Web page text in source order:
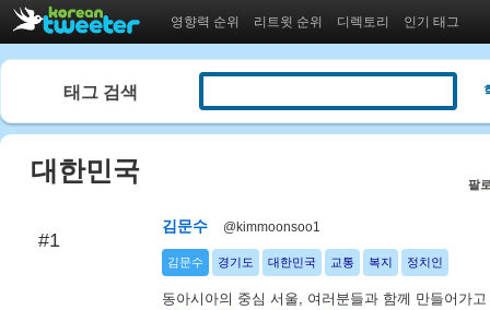
영향력 순위 리트윗 순위 디렉토리 인기 태그
태그 검색
대한민국 팔
#1
김문수 @kimmoonsoo1
김문수 경기도 대한민국 교통 복지 정치인
동아시아의 중심 서울, 여러분들과 함께 만들어가